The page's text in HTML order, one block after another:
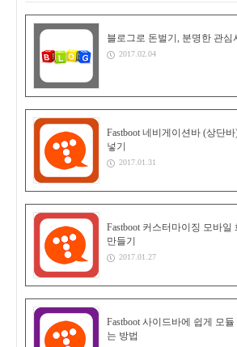
블로그로 돈벌기, 분명한 관
2017.02.04
Fastboot 네비게이션바 (상단
넣기
2017.01.31
Fastboot 커스터마이징 모바일
만들기
2017.01.27
Fastboot 사이드바에 쉽게 모
는 방법